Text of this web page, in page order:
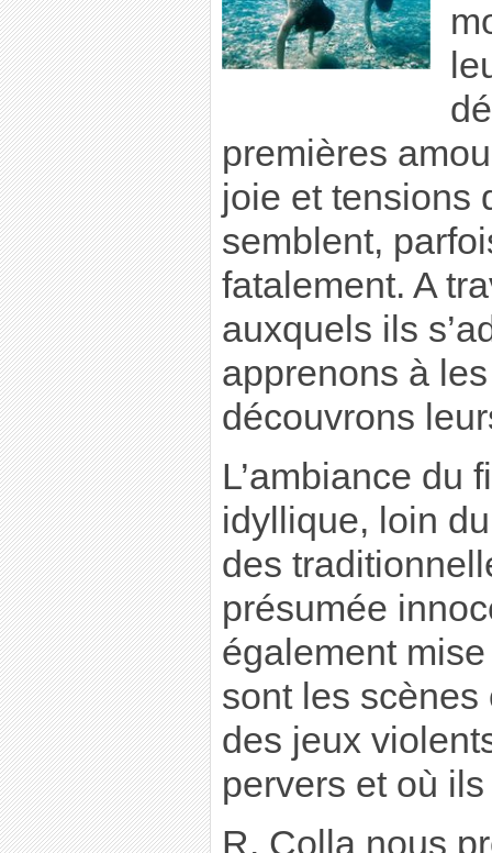
premières
joie et tensions
semblent,
fatalement. A
auxquels ils
apprenons à
découvrons
L’ambiance du
idyllique, loin
des
présumée
également
sont les scènes
des jeux
pervers et où
R. Colla nous